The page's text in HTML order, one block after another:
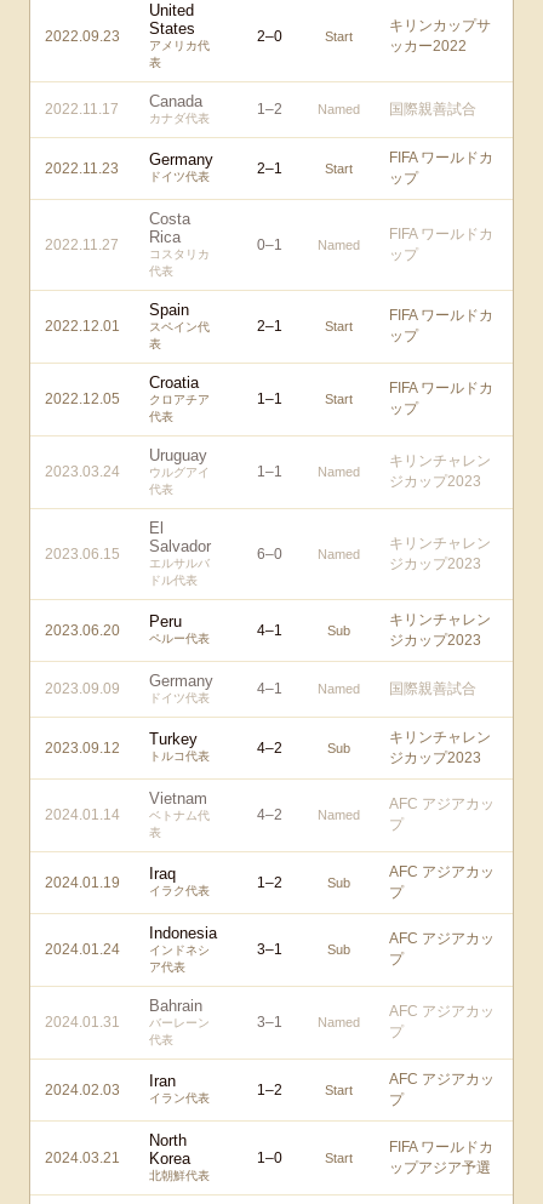
2022.09.23
United
States
アメリカ代
表
2–0 Start
キリンカップサ
ッカー2022
2022.11.17 Canada
カナダ代表
1–2 Named 国際親善試合
2022.11.23 Germany
ドイツ代表 2–1 Start
FIFA ワールドカ
ップ
2022.11.27
Costa
Rica
コスタリカ
代表
0–1 Named
FIFA ワールドカ
ップ
2022.12.01
Spain
スペイン代
表
2–1 Start
FIFA ワールドカ
ップ
2022.12.05
Croatia
クロアチア
代表
1–1 Start
FIFA ワールドカ
ップ
2023.03.24
Uruguay
ウルグアイ
代表
1–1 Named
キリンチャレン
ジカップ2023
2023.06.15
El
Salvador
エルサルバ
ドル代表
6–0 Named
キリンチャレン
ジカップ2023
2023.06.20 Peru
ペルー代表 4–1 Sub
キリンチャレン
ジカップ2023
2023.09.09 Germany
ドイツ代表
4–1 Named 国際親善試合
2023.09.12 Turkey
トルコ代表 4–2 Sub
キリンチャレン
ジカップ2023
2024.01.14
Vietnam
ベトナム代
表
4–2 Named
AFC アジアカッ
プ
2024.01.19 Iraq
イラク代表 1–2 Sub
AFC アジアカッ
プ
2024.01.24
Indonesia
インドネシ
ア代表
3–1 Sub
AFC アジアカッ
プ
2024.01.31
Bahrain
バーレーン
代表
3–1 Named
AFC アジアカッ
プ
2024.02.03 Iran
イラン代表 1–2 Start
AFC アジアカッ
プ
2024.03.21
North
Korea
北朝鮮代表
1–0 Start
FIFA ワールドカ
ップアジア予選